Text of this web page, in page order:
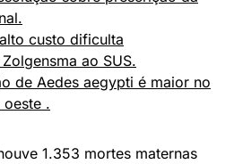
custo dificulta
ao SUS.
de Aedes aegypti é maior no
.
1.353 mortes maternas